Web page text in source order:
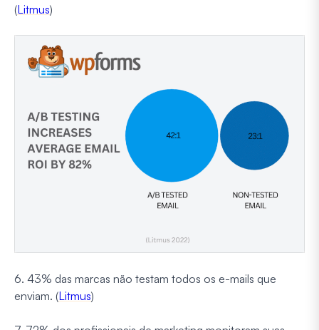
(Litmus)
6. 43% das marcas não testam todos os e-mails que
enviam. (Litmus)